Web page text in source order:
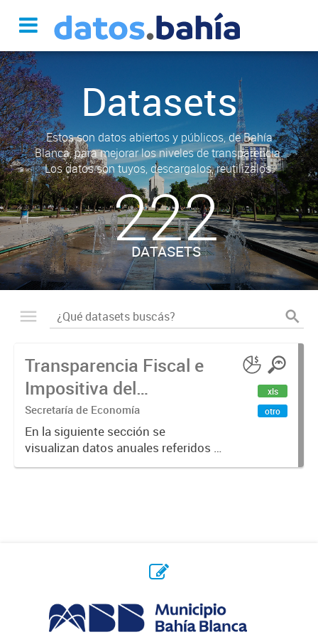
Datasets
Estos son datos abiertos y públicos, de Bahía
Blanca, para mejorar los niveles de transparencia.
Los datos son tuyos, descargalos, reutilizalos.
222
DATASETS
Transparencia Fiscal e
Impositiva del
Municipio. Año 2023
Secretaría de Economía
En la siguiente sección se
visualizan datos anuales referidos a
la transparencia fiscal e impositiva
xls
otro